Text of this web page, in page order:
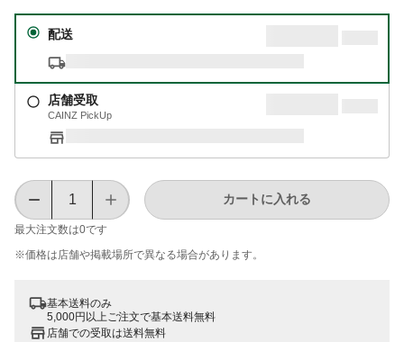
配送
店舗受取
CAINZ PickUp
最大注文数は0です
カートに入れる
※価格は​店舗や​掲載場所で​異なる​場合が​あります。
基本送料のみ
5,000円以上ご注文で基本送料無料
店舗での受取は送料無料